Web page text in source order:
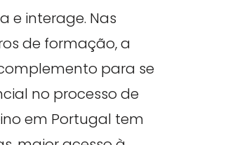
e interage. Nas
de formação, a
para se
no processo de
em Portugal tem